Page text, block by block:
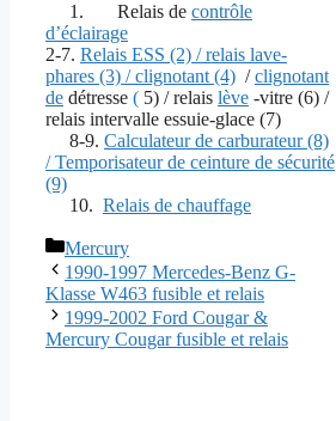
1.
Relais de contrôle
d’éclairage
2-7. Relais ESS (2) / relais lave-
phares (3) / clignotant (4) /clignotant
de détresse ( 5) / relais lève -vitre (6) /
relais intervalle essuie-glace (7)
8-9. Calculateur de carburateur (8)
/ Temporisateur de ceinture de sécurité
(9)
10. Relais de chauffage
Catégories
Mercury
1990-1997 Mercedes-Benz G-
Klasse W463 fusible et relais
1999-2002 Ford Cougar &
Mercury Cougar fusible et relais